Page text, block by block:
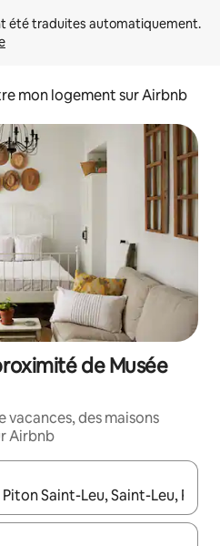
mon logement sur Airbnb
de Musée
vacances, des maisons
Airbnb
utilisez les flèches vers le